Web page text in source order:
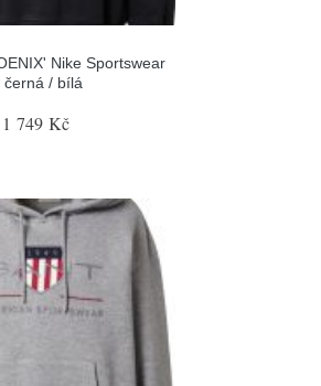
Nike Sportswear
černá / bílá
1 749 Kč